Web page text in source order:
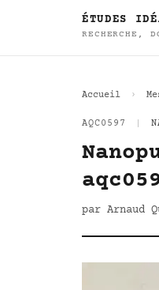
ÉTUDES
RECHERCHE,
Accueil
AQC0597
par Arnaud